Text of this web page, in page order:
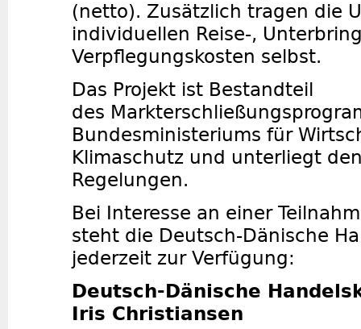
(netto). Zusätzlich tragen die
individuellen Reise-,
Verpflegungskosten selbst.
Das Projekt ist Bestandteil
des
Bundesministeriums für
Klimaschutz und unterliegt
Regelungen.
Bei Interesse an einer
steht die Deutsch-Dänische
jederzeit zur Verfügung:
Deutsch-Dänische
Iris Christiansen